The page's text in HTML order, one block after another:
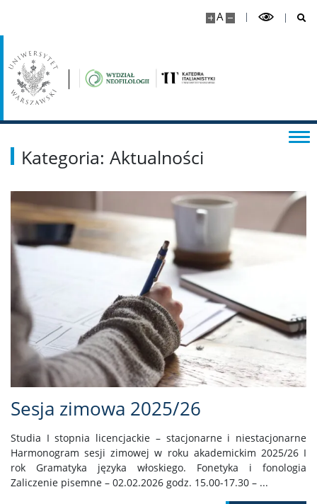
A
Kategoria: Aktualności
Sesja zimowa 2025/26
Studia I stopnia licencjackie – stacjonarne i niestacjonarne
Harmonogram sesji zimowej w roku akademickim 2025/26 I
rok Gramatyka języka włoskiego. Fonetyka i fonologia
Zaliczenie pisemne – 02.02.2026 godz. 15.00-17.30 – ...